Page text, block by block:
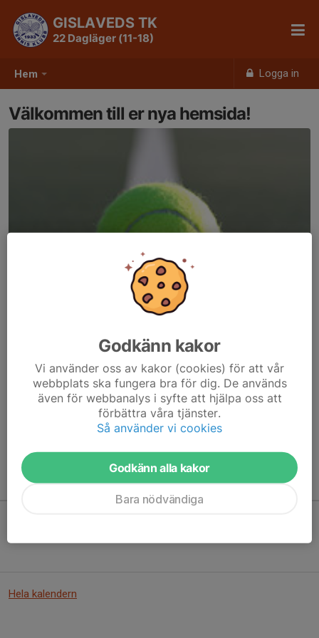
Hem Logga in
GISLAVEDS TK
22 Dagläger (11-18)
Välkommen till er nya hemsida!
Här hamnar automatiskt de senaste nyheterna på hemsidan. För
att kunna börja administrera hemsidan loggar du in högst upp till
Kommande aktiviteter
Hela kalendern
Godkänn kakor
Vi använder oss av kakor (cookies) för att vår
webbplats ska fungera bra för dig. De används
även för webbanalys i syfte att hjälpa oss att
förbättra våra tjänster.
Så använder vi cookies
Godkänn alla kakor
Bara nödvändiga